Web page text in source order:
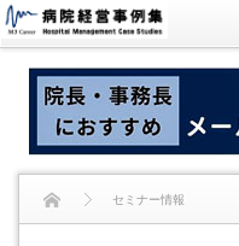
セミナー情報